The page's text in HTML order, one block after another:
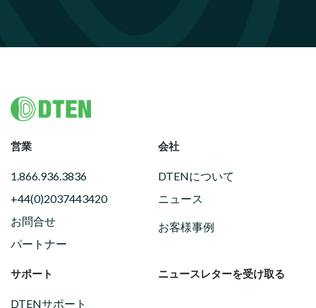
Footer
営業
1.866.936.3836
+44(0)2037443420
お問合せ
パートナー
会社
DTENについて
ニュース
お客様事例
サポート
DTENサポート
ニュースレターを受け取る